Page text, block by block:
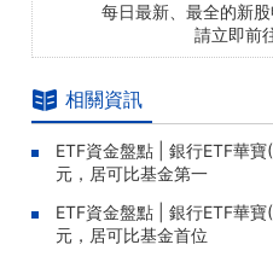
每日最新、最全的新
請立即前
相關資訊
ETF資金盤點 | 銀行ETF華
元，居可比基金第一
ETF資金盤點 | 銀行ETF華
元，居可比基金首位